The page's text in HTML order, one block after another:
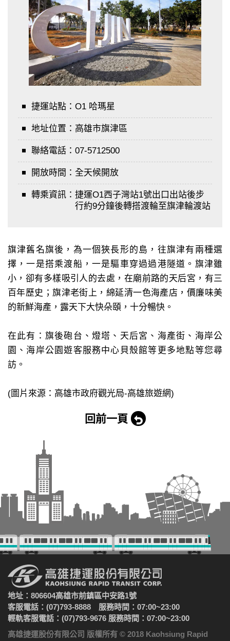
捷運站點： O1 哈瑪星
地址位置： 高雄市旗津區
聯絡電話： 07-5712500
開放時間： 全天候開放
轉乘資訊： 捷運O1西子灣站1號出口出站後步
行約9分鐘後轉搭渡輪至旗津輪渡站
旗津舊名旗後，為一個狹長形的島，往旗津有兩種選
擇，一是搭乘渡船，一是驅車穿過過港隧道。旗津雖
小，卻有多樣吸引人的去處，在廟前路的天后宮，有三
百年歷史；旗津老街上，綿延清一色海產店，價廉味美
的新鮮海產，露天下大快朵頤，十分暢快。
在此有：旗後砲台、燈塔、天后宮、海產街、海岸公
園、海岸公園遊客服務中心貝殼館等更多地點等您尋
訪。
(圖片來源：高雄市政府觀光局-高雄旅遊網)
回前一頁
地址：806604高雄市前鎮區中安路1號
客服電話：(07)793-8888 服務時間：07:00~23:00
輕軌客服電話：(07)793-9676 服務時間：07:00~23:00
高雄捷運股份有限公司 版權所有 © 2018 Kaohsiung Rapid